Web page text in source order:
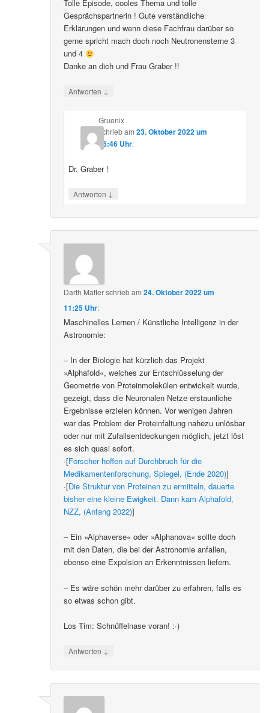
Tolle Episode, cooles Thema und tolle
Gesprächspartnerin ! Gute verständliche
Erklärungen und wenn diese Fachfrau darüber so
gerne spricht mach doch noch Neutronensterne 3
und 4
Danke an dich und Frau Graber !!
Antworten ↓
Gruenix
schriebam 23. Oktober 2022 um
06:46 Uhr:
Dr. Graber !
Antworten ↓
Darth Matterschriebam24. Oktober 2022 um
11:25 Uhr:
Maschinelles Lernen / Künstliche Intelligenz in der
Astronomie:
– In der Biologie hat kürzlich das Projekt
»Alphafold«, welches zur Entschlüsselung der
Geometrie von Proteinmolekülen entwickelt wurde,
gezeigt, dass die Neuronalen Netze erstaunliche
Ergebnisse erzielen können. Vor wenigen Jahren
war das Problem der Proteinfaltung nahezu unlösbar
oder nur mit Zufallsentdeckungen möglich, jetzt löst
es sich quasi sofort.
·[Forscher hoffen auf Durchbruch für die
Medikamentenforschung, Spiegel, (Ende 2020)]
·[Die Struktur von Proteinen zu ermitteln, dauerte
bisher eine kleine Ewigkeit. Dann kam Alphafold,
NZZ, (Anfang 2022)]
– Ein »Alphaverse« oder »Alphanova« sollte doch
mit den Daten, die bei der Astronomie anfallen,
ebenso eine Expolsion an Erkenntnissen liefern.
– Es wäre schön mehr darüber zu erfahren, falls es
so etwas schon gibt.
Los Tim: Schnüffelnase voran! :·)
Antworten ↓